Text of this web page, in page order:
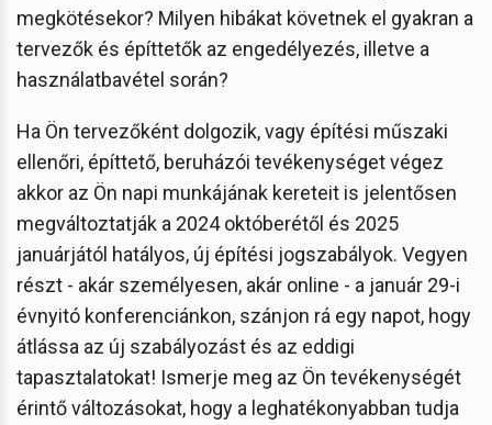
megkötésekor? Milyen hibákat követnek el gyakran a
tervezők és építtetők az engedélyezés, illetve a
használatbavétel során?
Ha Ön tervezőként dolgozik, vagy építési műszaki
ellenőri, építtető, beruházói tevékenységet végez
akkor az Ön napi munkájának kereteit is jelentősen
megváltoztatják a 2024 októberétől és 2025
januárjától hatályos, új építési jogszabályok. Vegyen
részt - akár személyesen, akár online - a január 29-i
évnyitó konferenciánkon, szánjon rá egy napot, hogy
átlássa az új szabályozást és az eddigi
tapasztalatokat! Ismerje meg az Ön tevékenységét
érintő változásokat, hogy a leghatékonyabban tudja